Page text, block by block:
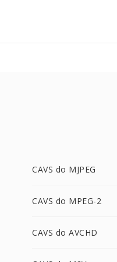
CAVS do MJPEG
CAVS do MPEG-2
CAVS do AVCHD